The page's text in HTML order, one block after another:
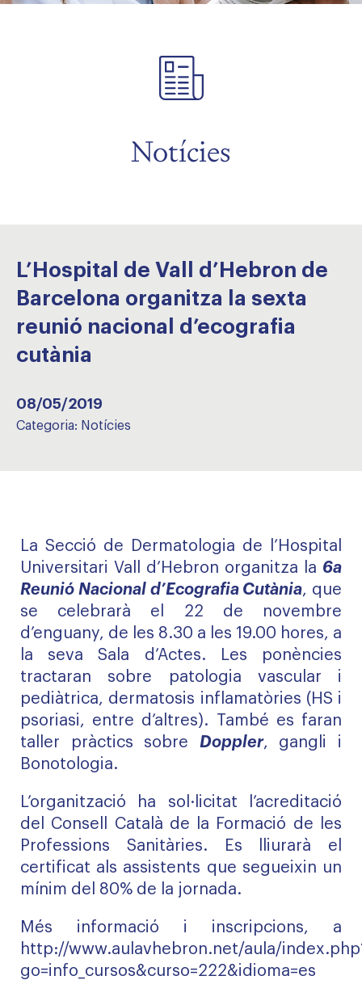
Notícies
L’Hospital de Vall d’Hebron de
Barcelona organitza la sexta
reunió nacional d’ecografia
cutània
08/05/2019
Categoria: Notícies
La Secció de Dermatologia de l’Hospital
Universitari Vall d’Hebron organitza la 6a
Reunió Nacional d’Ecografia Cutània, que
se celebrarà el 22 de novembre
d’enguany, de les 8.30 a les 19.00 hores, a
la seva Sala d’Actes. Les ponències
tractaran sobre patologia vascular i
pediàtrica, dermatosis inflamatòries (HS i
psoriasi, entre d’altres). També es faran
taller pràctics sobre Doppler, gangli i
Bonotologia.
L’organització ha sol·licitat l’acreditació
del Consell Català de la Formació de les
Professions Sanitàries. Es lliurarà el
certificat als assistents que segueixin un
mínim del 80% de la jornada.
Més informació i inscripcions, a
http://www.aulavhebron.net/aula/
go=info_cursos&curso=222&idioma=es